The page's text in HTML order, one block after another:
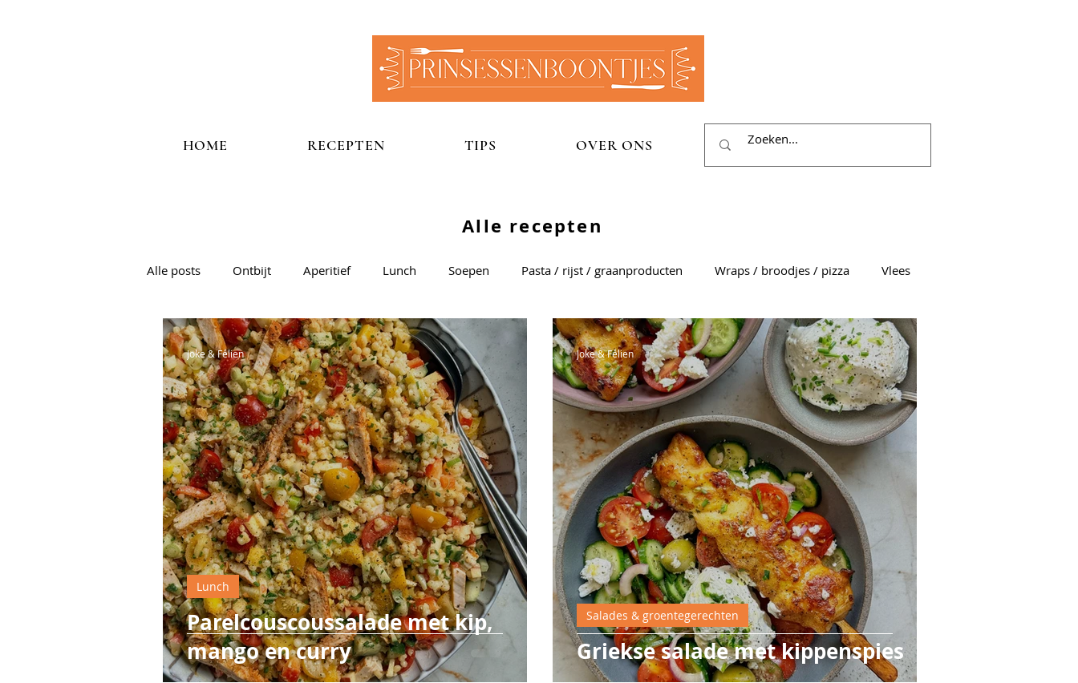
HOME RECEPTEN TIPS OVER ONS
Alle recepten
Alle posts Ontbijt Aperitief Lunch Soepen Pasta / rijst / graanproducten Wraps / broodjes / pizza Vlees
Vis Veggie Salades & groentegerechten Aardappelgerechten Snel Zoet Sauzen Themagerechten
Tips Thermomix Aardbei
Parelcouscoussalade met kip,
mango en curry
Lunch
Joke & Félien
Griekse salade met kippenspies
Salades & groentegerechten
Joke & Félien